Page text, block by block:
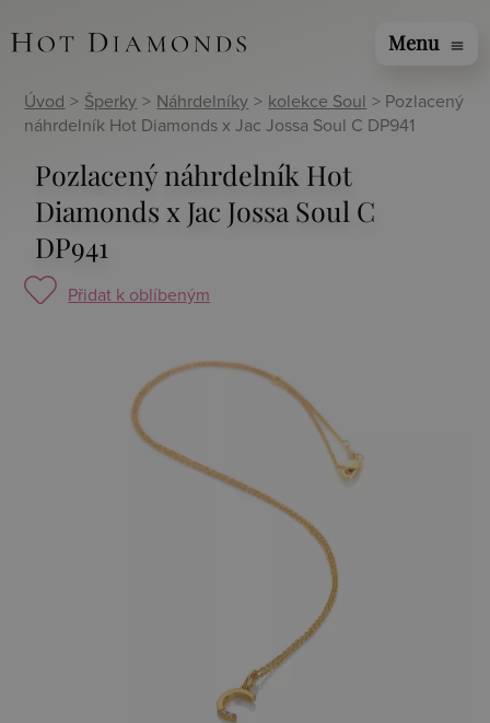
Menu menu
Úvod > Šperky > Náhrdelníky > kolekce Soul
> Pozlacený
náhrdelník Hot Diamonds x Jac Jossa Soul C DP941
Pozlacený náhrdelník Hot
Diamonds x Jac Jossa Soul C
DP941
Přidat k oblíbeným